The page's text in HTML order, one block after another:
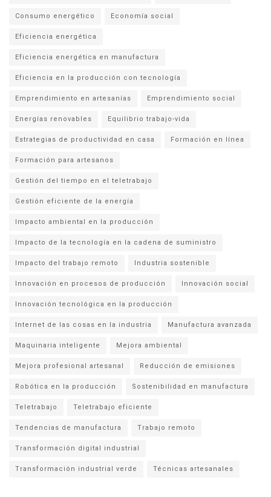
Consumo energético Economía social
Eficiencia energética
Eficiencia energética en manufactura
Eficiencia en la producción con tecnología
Emprendimiento en artesanías Emprendimiento social
Energías renovables Equilibrio trabajo-vida
Estrategias de productividad en casa Formación en línea
Formación para artesanos
Gestión del tiempo en el teletrabajo
Gestión eficiente de la energía
Impacto ambiental en la producción
Impacto de la tecnología en la cadena de suministro
Impacto del trabajo remoto Industria sostenible
Innovación en procesos de producción Innovación social
Innovación tecnológica en la producción
Internet de las cosas en la industria Manufactura avanzada
Maquinaria inteligente Mejora ambiental
Mejora profesional artesanal Reducción de emisiones
Robótica en la producción Sostenibilidad en manufactura
Teletrabajo Teletrabajo eficiente
Tendencias de manufactura Trabajo remoto
Transformación digital industrial
Transformación industrial verde Técnicas artesanales